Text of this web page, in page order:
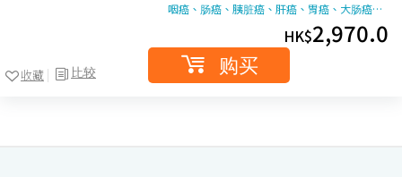
比较
收藏
咽癌、肠癌、胰脏癌、肝癌、胃癌、大肠癌…
HK$2,970.0
购买